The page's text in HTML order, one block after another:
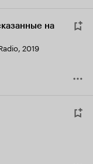
на
, 2019